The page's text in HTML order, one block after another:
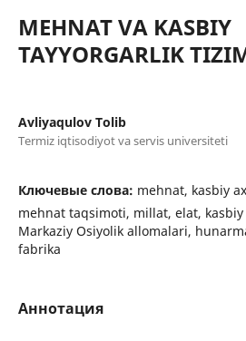
MEHNAT VA KASBIY
TAYYORGARLIK
Avliyaqulov Tolib
Termiz iqtisodiyot va servis universiteti
Ключевые слова: mehnat, kasbiy
mehnat taqsimoti, millat, elat,
Markaziy Osiyolik allomalari,
fabrika
Аннотация